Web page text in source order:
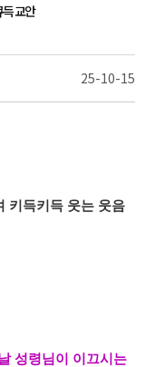
교안
25-10-15
키득키득 웃는 웃음
성령님이 이끄시는